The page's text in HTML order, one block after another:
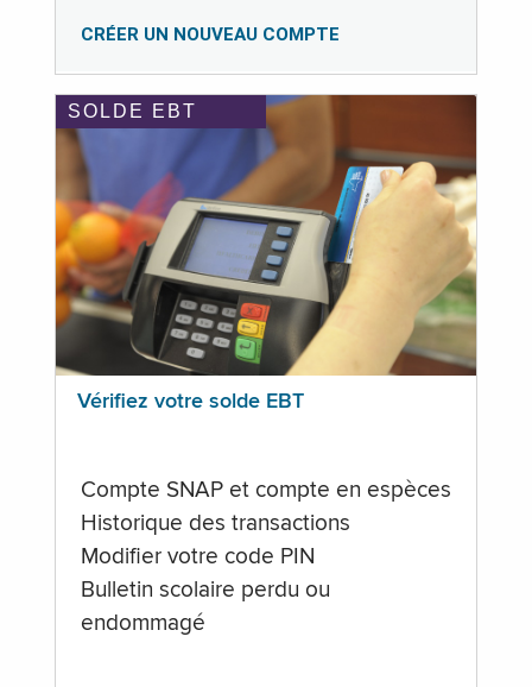
CRÉER UN NOUVEAU COMPTE
SOLDE EBT
Vérifiez votre solde EBT
Compte SNAP et compte en espèces
Historique des transactions
Modifier votre code PIN
Bulletin scolaire perdu ou
endommagé